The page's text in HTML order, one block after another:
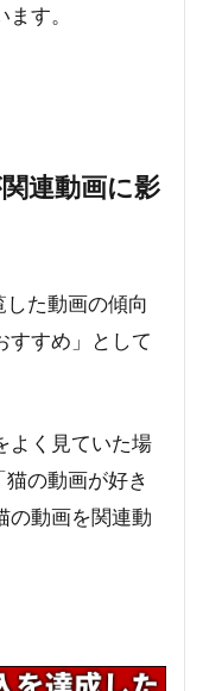
す。
連動画に影
た動画の傾向
すすめ」として
よく見ていた場
の動画が好き
の動画を関連動